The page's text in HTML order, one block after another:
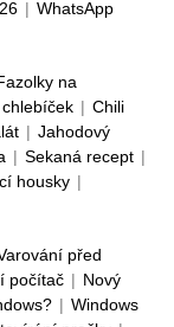
| WhatsApp
na
| Chili
| Jahodový
| Sekaná recept |
housky |
před
počítač | Nový
| Windows